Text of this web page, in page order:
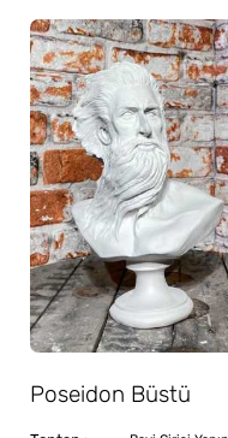
Poseidon Büstü